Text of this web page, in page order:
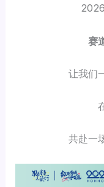
赛
让我们
共赴一